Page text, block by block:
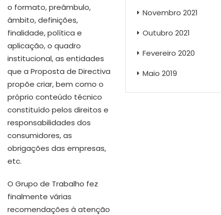
o formato, preâmbulo,
âmbito, definições,
finalidade, política e
aplicação, o quadro
institucional, as entidades
que a Proposta de Directiva
propõe criar, bem como o
próprio conteúdo técnico
constituído pelos direitos e
responsabilidades dos
consumidores, as
obrigações das empresas,
etc.
O Grupo de Trabalho fez
finalmente várias
recomendações à atenção
Novembro 2021
Outubro 2021
Fevereiro 2020
Maio 2019